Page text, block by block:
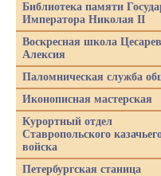
Библиотека памяти
Императора Николая II
Воскресная школа
Алексия
Паломническая служба
Иконописная мастерская
Курортный отдел
Ставропольского
войска
Петербургская станица